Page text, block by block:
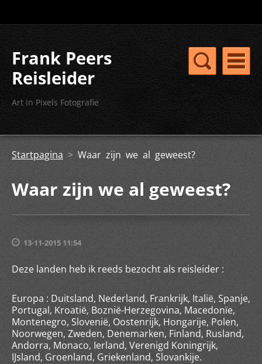
Frank Peers
Reisleider
Art in Pixels Fotografie
Startpagina > Waar zijn we al geweest?
Waar zijn we al geweest?
13-11-2015 11:54
Deze landen heb ik reeds bezocht als reisleider :
Europa : Duitsland, Nederland, Frankrijk, Italië, Spanje,
Portugal, Kroatië, Boznië-Herzegovina, Macedonïe,
Montenegro, Slovenië, Oostenrijk, Hongarije, Polen,
Noorwegen, Zweden, Denemarken, Finland, Rusland,
Andorra, Monaco, Ierland, Verenigd Koningrijk,
IJsland, Groenland, Griekenland, Slovankije.